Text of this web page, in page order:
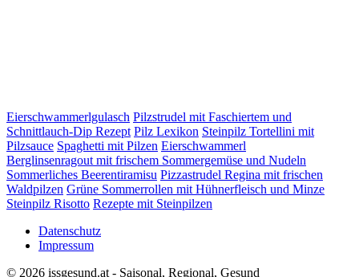
Eierschwammerlgulasch Pilzstrudel mit Faschiertem und
Schnittlauch-Dip Rezept Pilz Lexikon Steinpilz Tortellini mit
Pilzsauce Spaghetti mit Pilzen Eierschwammerl
Berglinsenragout mit frischem Sommergemüse und Nudeln
Sommerliches Beerentiramisu Pizzastrudel Regina mit frischen
Waldpilzen Grüne Sommerrollen mit Hühnerfleisch und Minze
Steinpilz Risotto Rezepte mit Steinpilzen
Datenschutz
Impressum
© 2026 issgesund.at - Saisonal, Regional, Gesund